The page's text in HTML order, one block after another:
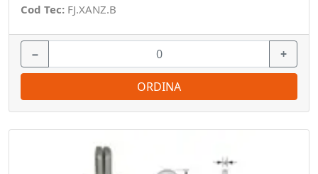
Cod Tec: FJ.XANZ.B
− +
ORDINA